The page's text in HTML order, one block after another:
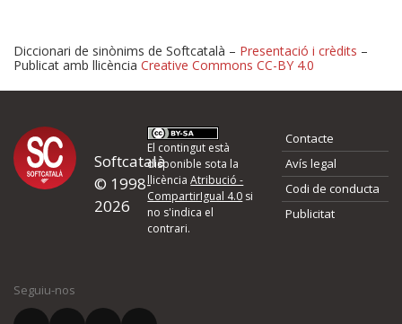
Proposeu-nos millores o
d'errors
Si heu trobat un error o voleu proposar alguna millora, ompliu els
quina és la millora que proposeu o l'error del qual voleu informar-
Diccionari de sinònims de Softcatalà – Presentació i crèdits –
Publicat amb llicència Creative Commons CC-BY 4.0
Softcatalà
© 1998-
2026
El contingut està
disponible sota la
llicènciaAtribució -
CompartirIgual 4.0 si
no s'indica el
contrari.
Contacte
Avís legal
Codi de conducta
Publicitat
Seguiu-nos